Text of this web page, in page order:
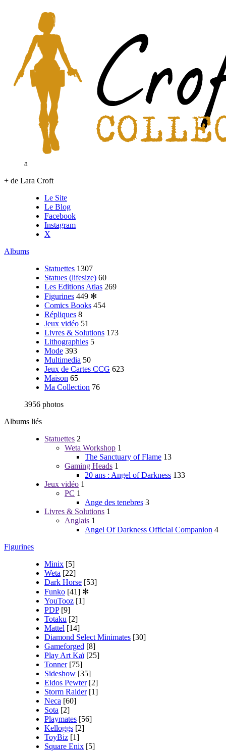
a
+ de Lara Croft
Le Site
Le Blog
Facebook
Instagram
X
Albums
Statuettes 1307
Statues (lifesize) 60
Les Editions Atlas 269
Figurines 449 ✻
Comics Books 454
Répliques 8
Jeux vidéo 51
Livres & Solutions 173
Lithographies 5
Mode 393
Multimedia 50
Jeux de Cartes CCG 623
Maison 65
Ma Collection 76
3956 photos
Albums liés
Statuettes 2
Weta Workshop 1
The Sanctuary of Flame 13
Gaming Heads 1
20 ans : Angel of Darkness 133
Jeux vidéo 1
PC 1
Ange des tenebres 3
Livres & Solutions 1
Anglais 1
Angel Of Darkness Official Companion 4
Figurines
Minix [5]
Weta [22]
Dark Horse [53]
Funko [41] ✻
YouTooz [1]
PDP [9]
Totaku [2]
Mattel [14]
Diamond Select Minimates [30]
Gameforged [8]
Play Art Kaï [25]
Tonner [75]
Sideshow [35]
Eidos Pewter [2]
Storm Raider [1]
Neca [60]
Sota [2]
Playmates [56]
Kelloggs [2]
ToyBiz [1]
Square Enix [5]